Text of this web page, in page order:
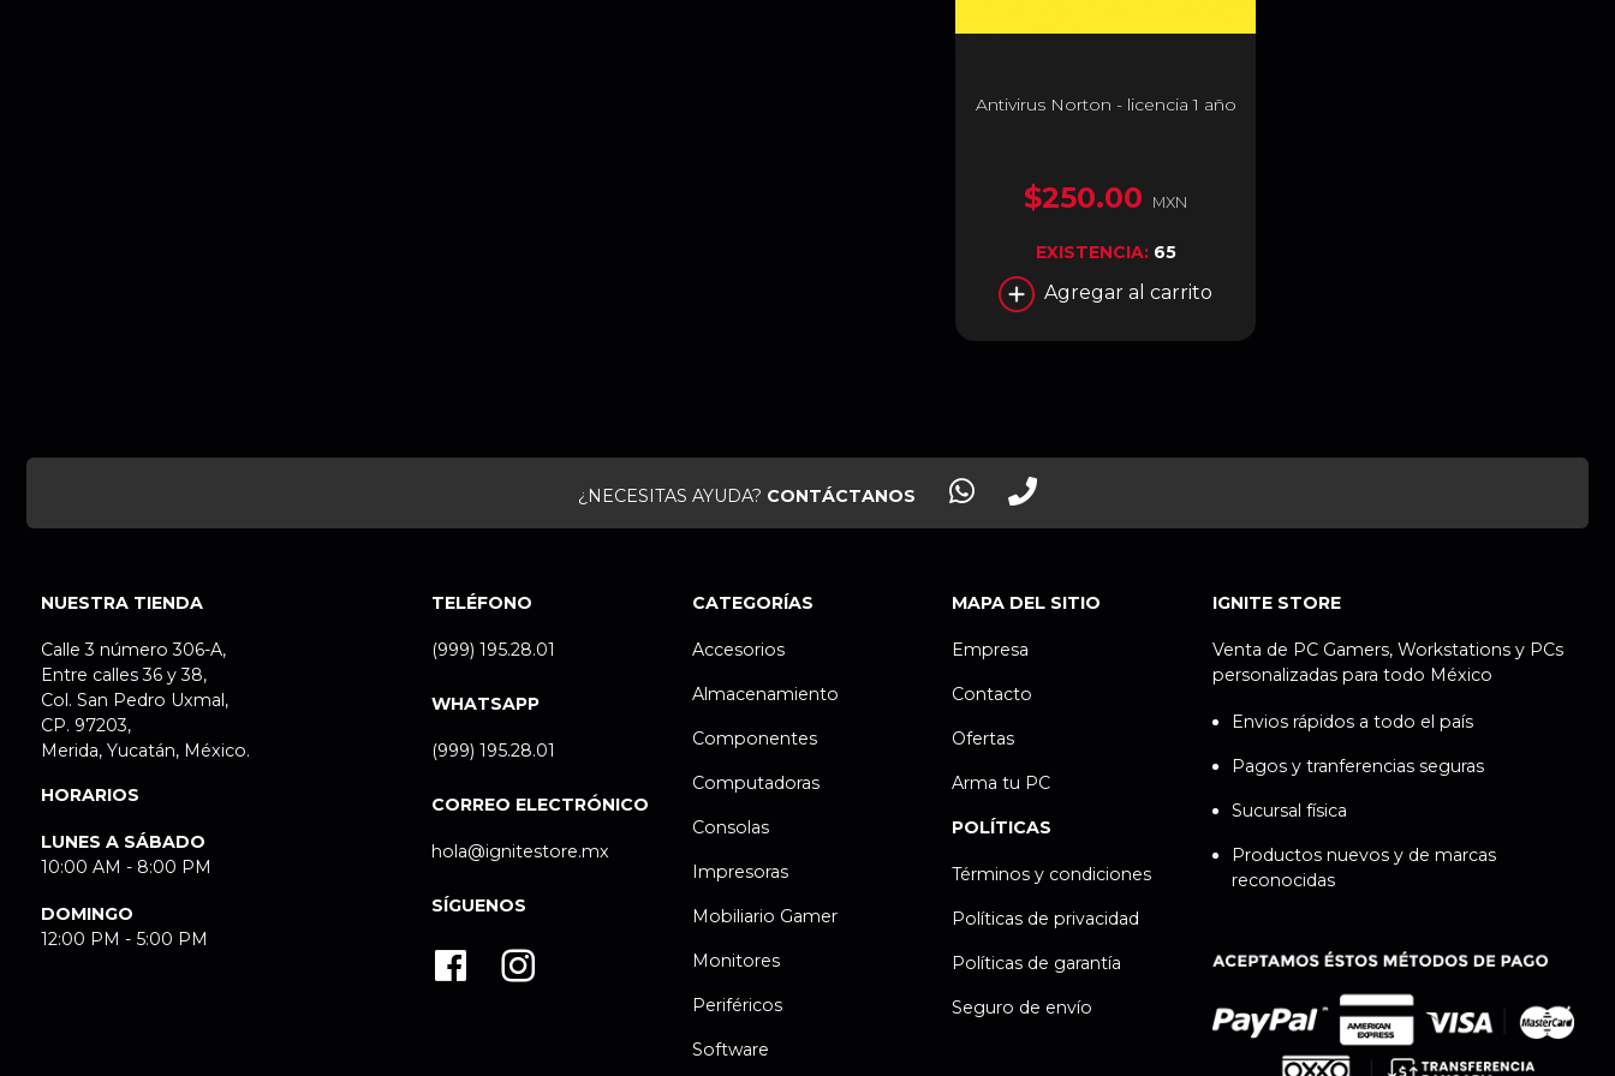
Antivirus Norton - licencia 1 año
$250.00 MXN
EXISTENCIA: 65
Agregar al carrito
¿NECESITAS AYUDA? CONTÁCTANOS
NUESTRA TIENDA
Calle 3 número 306-A,
Entre calles 36 y 38,
Col. San Pedro Uxmal,
CP. 97203,
Merida, Yucatán, México.
HORARIOS
LUNES A SÁBADO
10:00 AM - 8:00 PM
DOMINGO
12:00 PM - 5:00 PM
TELÉFONO
(999) 195.28.01
WHATSAPP
(999) 195.28.01
CORREO ELECTRÓNICO
hola@ignitestore.mx
SÍGUENOS
CATEGORÍAS
Accesorios
Almacenamiento
Componentes
Computadoras
Consolas
Impresoras
Mobiliario Gamer
Monitores
Periféricos
Software
MAPA DEL SITIO
Empresa
Contacto
Ofertas
Arma tu PC
POLÍTICAS
Términos y condiciones
Políticas de privacidad
Políticas de garantía
Seguro de envío
IGNITE STORE
Venta de PC Gamers, Workstations y PCs
personalizadas para todo México
Envios rápidos a todo el país
Pagos y tranferencias seguras
Sucursal física
Productos nuevos y de marcas
reconocidas